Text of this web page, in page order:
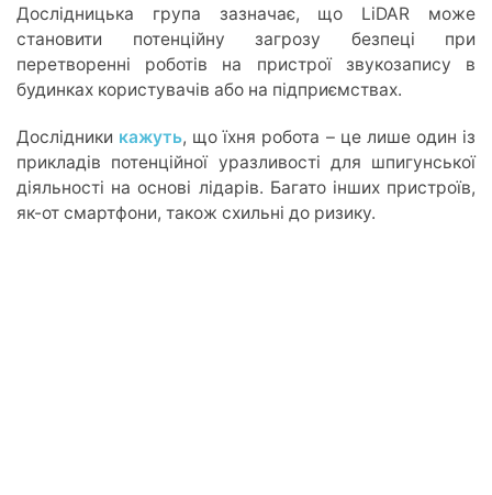
Дослідницька група зазначає, що LiDAR може
становити потенційну загрозу безпеці при
перетворенні роботів на пристрої звукозапису в
будинках користувачів або на підприємствах.
Дослідники кажуть, що їхня робота – це лише один із
прикладів потенційної уразливості для шпигунської
діяльності на основі лідарів. Багато інших пристроїв,
як-от смартфони, також схильні до ризику.